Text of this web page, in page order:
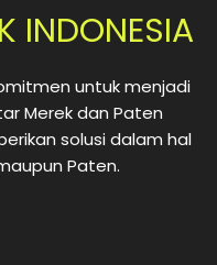
INDONESIA
untuk menjadi
Merek dan Paten
solusi dalam hal
Paten.